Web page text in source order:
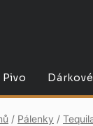
Pivo
/ Pálenky /